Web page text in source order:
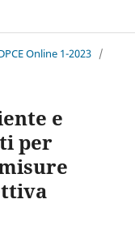
Online 1-2023 /
e
per